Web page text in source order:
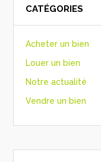
CATÉGORIES
Acheter un bien
Louer un bien
Notre actualité
Vendre un bien